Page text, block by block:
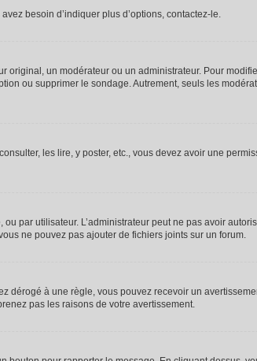
besoin d’indiquer plus d’options, contactez-le.
original, un modérateur ou un administrateur. Pour
ou supprimer le sondage. Autrement, seuls les
les lire, y poster, etc., vous devez avoir une
par utilisateur. L’administrateur peut ne pas avoir
ne pouvez pas ajouter de fichiers joints sur un forum.
à une règle, vous pouvez recevoir un
pas les raisons de votre avertissement.